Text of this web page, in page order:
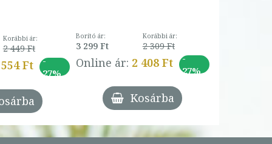
Korábbi ár:
2 449 Ft
Ft
-
27%
Borító ár:
3 299 Ft
Korábbi ár:
2 309 Ft
Online ár: 2 408 Ft
-
27%
Kosárba